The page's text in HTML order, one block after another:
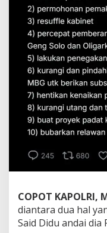
COPOT KAPOLRI,
diantara dua hal
Said Didu andai dia